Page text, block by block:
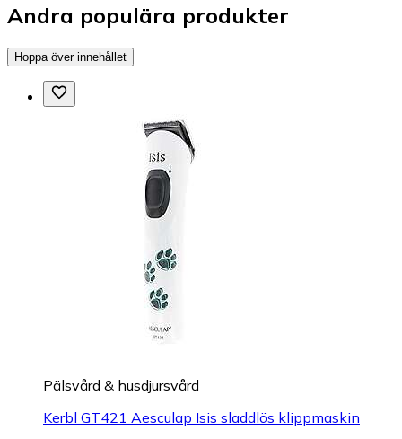
Andra populära produkter
Hoppa över innehållet
Pälsvård & husdjursvård
Kerbl GT421 Aesculap Isis sladdlös klippmaskin